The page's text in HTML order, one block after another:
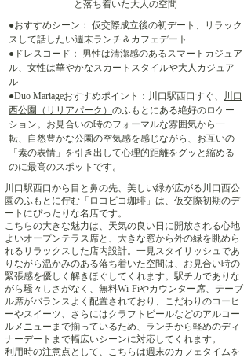
と落ち着いた大人の空間
●おすすめシーン： 仮交際成立後の初デート、リラック
スして話したい週末ランチ＆カフェデート
●ドレスコード： 男性は清潔感のあるスマートカジュア
ル、女性は華やかなスカートスタイルや大人カジュア
ル
●Duo Mariageおすすめポイント：川口駅西口すぐ、
川口
西公園（リリアパーク） のふもとにある絶好のロケー
ション。お見合いの時のフォーマルな雰囲気から一
転、自然豊かな公園の空気感を感じながら、お互いの
「素の表情」を引き出して心理的距離をグッと縮める
のに最高のスポットです。
川口駅西口から目と鼻の先、美しい緑が広がる川口西公
園のふもとに佇む「ロコピコ珈琲」は、仮交際初期のデ
ートにぴったりな名店です。
こちらの大きな魅力は、天気の良い日に開放される心地
よいオープンテラス席と、大きな窓から外の緑を眺めら
れるリラックスした店内設計。一見スタイリッシュであ
りながら温かみのある落ち着いた空間は、お見合い時の
緊張感を優しく解きほぐしてくれます。駅チカでありな
がら騒々しさがなく、無料Wi-Fiやカウンター席、テーブ
ル席がバランスよく配置されており、こだわりのコーヒ
ーやスイーツ、さらにはクラフトビールなどのアルコー
ルメニューまで揃っているため、ランチから軽めのディ
ナーデートまで幅広いシーンに対応してくれます。
利用時の注意点として、こちらは週末のカフェタイムを